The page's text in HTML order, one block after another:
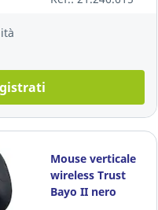
Mouse verticale
wireless Trust
Bayo II nero